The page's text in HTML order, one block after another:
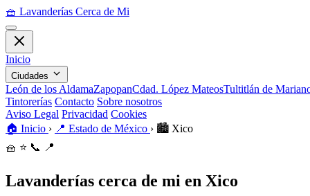
🧺 Lavanderías Cerca de Mi
Inicio
Ciudades
León de los AldamaZapopanCdad. López MateosTultitlán de
Tintorerías Contacto Sobre nosotros
Aviso Legal Privacidad Cookies
🏠 Inicio › 📍 Estado de México › 🏙️ Xico
🧺 ⭐ 📞 📍
Lavanderías cerca de mi en Xico